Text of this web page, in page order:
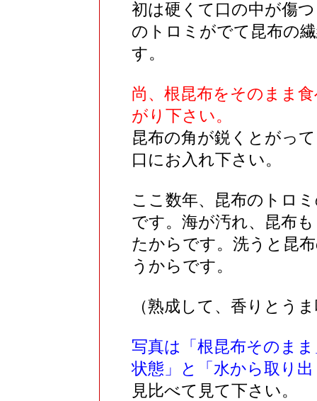
初は硬くて口の中が傷
のトロミがでて昆布の
す。
尚、根昆布をそのまま
がり下さい。
昆布の角が鋭くとがっ
口にお入れ下さい。
ここ数年、昆布のトロ
です。海が汚れ、昆布
たからです。洗うと昆
うからです。
（熟成して、香りとう
写真は「根昆布そのま
状態」と「水から取り
見比べて見て下さい。